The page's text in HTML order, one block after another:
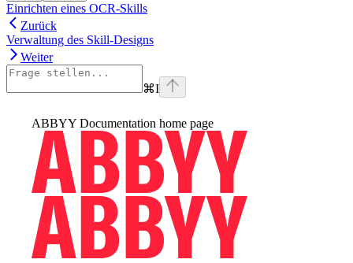
Einrichten eines OCR-Skills
Zurück
Verwaltung des Skill-Designs
Weiter
⌘I
ABBYY Documentation home page